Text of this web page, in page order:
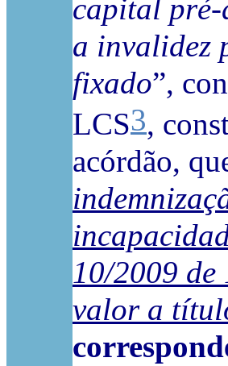
capital pré-
a invalidez
fixado”,
LCS3,
acórdão,
10/2009
valor a